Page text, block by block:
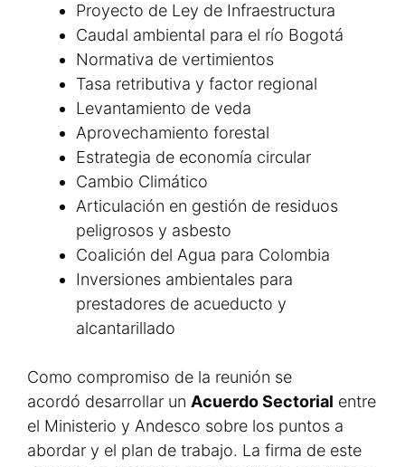
Proyecto de Ley de Infraestructura
Caudal ambiental para el río Bogotá
Normativa de vertimientos
Tasa retributiva y factor regional
Levantamiento de veda
Aprovechamiento forestal
Estrategia de economía circular
Cambio Climático
Articulación en gestión de residuos
peligrosos y asbesto
Coalición del Agua para Colombia
Inversiones ambientales para
prestadores de acueducto y
alcantarillado
Como compromiso de la reunión se
acordó desarrollar un Acuerdo Sectorial entre
el Ministerio y Andesco sobre los puntos a
abordar y el plan de trabajo. La firma de este